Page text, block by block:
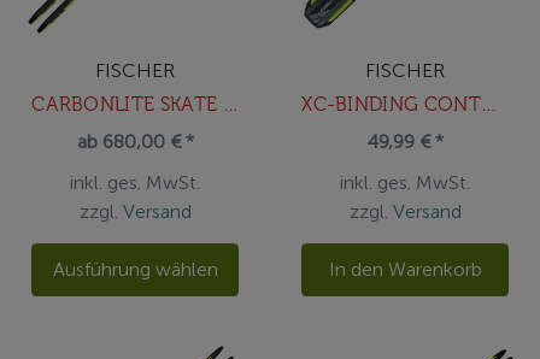
FISCHER
CARBONLITE SKATE PLUS X-STIFF
ab 680,00 € *
inkl. ges. MwSt.
zzgl. Versand
Ausführung wählen
FISCHER
XC-BINDING CONTROL STEP-IN IFP BLAC
49,99 € *
inkl. ges. MwSt.
zzgl. Versand
In den Warenkorb